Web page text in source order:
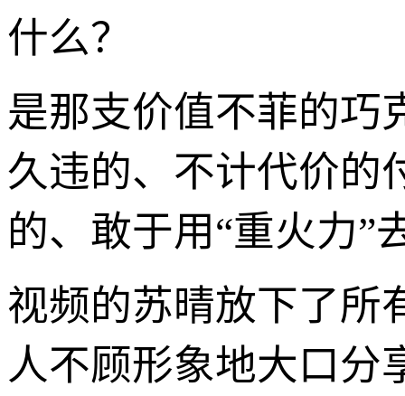
什么？
是那支价值不菲的巧
久违的、不计代价的
的、敢于用“重火力”
视频的苏晴放下了所
人不顾形象地大口分